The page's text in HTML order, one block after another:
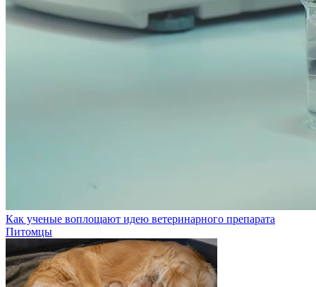
Как ученые воплощают идею ветеринарного препарата
Питомцы